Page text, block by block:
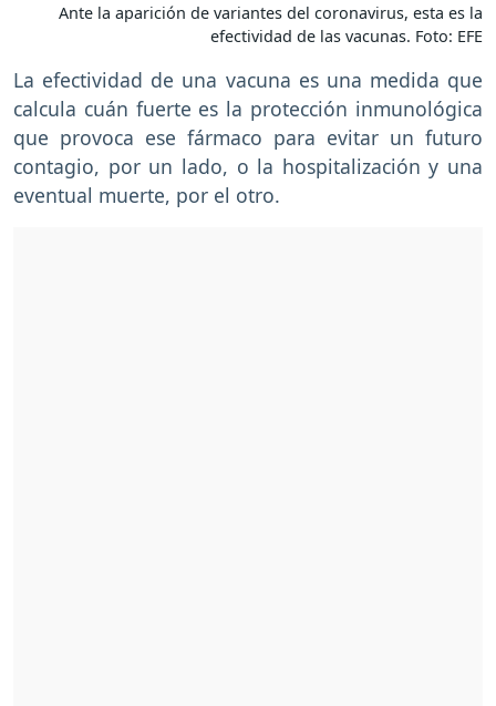
Ante la aparición de variantes del coronavirus, esta es la
efectividad de las vacunas. Foto: EFE
La efectividad de una vacuna es una medida que
calcula cuán fuerte es la protección inmunológica
que provoca ese fármaco para evitar un futuro
contagio, por un lado, o la hospitalización y una
eventual muerte, por el otro.